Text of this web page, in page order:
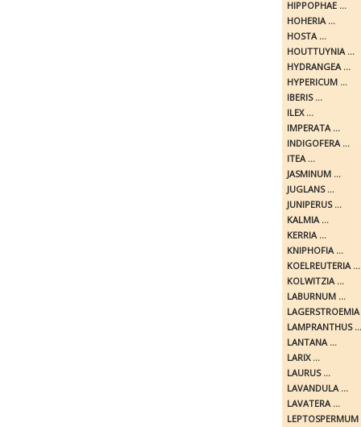
HIPPOPHAE ...
HOHERIA ...
HOSTA ...
HOUTTUYNIA ...
HYDRANGEA ...
HYPERICUM ...
IBERIS ...
ILEX ...
IMPERATA ...
INDIGOFERA ...
ITEA ...
JASMINUM ...
JUGLANS ...
JUNIPERUS ...
KALMIA ...
KERRIA ...
KNIPHOFIA ...
KOELREUTERIA ...
KOLWITZIA ...
LABURNUM ...
LAMPRANTHUS ...
LANTANA ...
LARIX ...
LAURUS ...
LAVANDULA ...
LAVATERA ...
LEPTOSPERMUM